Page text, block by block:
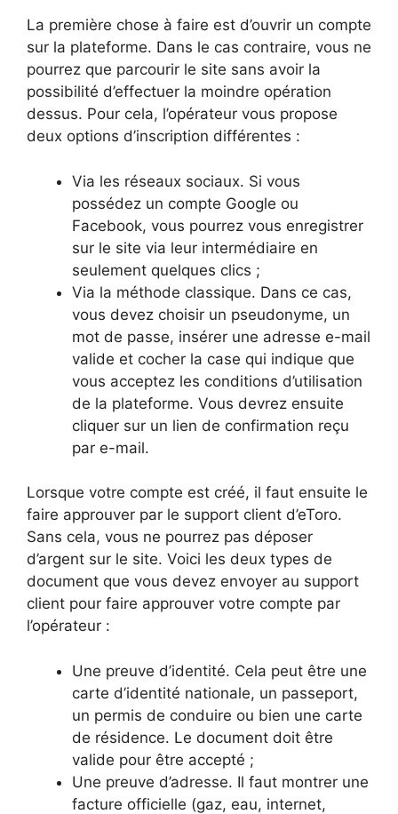
La première chose à faire est d’ouvrir un compte
sur la plateforme. Dans le cas contraire, vous ne
pourrez que parcourir le site sans avoir la
possibilité d’effectuer la moindre opération
dessus. Pour cela, l’opérateur vous propose
deux options d’inscription différentes :
Via les réseaux sociaux. Si vous
possédez un compte Google ou
Facebook, vous pourrez vous enregistrer
sur le site via leur intermédiaire en
seulement quelques clics ;
Via la méthode classique. Dans ce cas,
vous devez choisir un pseudonyme, un
mot de passe, insérer une adresse e-mail
valide et cocher la case qui indique que
vous acceptez les conditions d’utilisation
de la plateforme. Vous devrez ensuite
cliquer sur un lien de confirmation reçu
par e-mail.
Lorsque votre compte est créé, il faut ensuite le
faire approuver par le support client d’eToro.
Sans cela, vous ne pourrez pas déposer
d’argent sur le site. Voici les deux types de
document que vous devez envoyer au support
client pour faire approuver votre compte par
l’opérateur :
Une preuve d’identité. Cela peut être une
carte d’identité nationale, un passeport,
un permis de conduire ou bien une carte
de résidence. Le document doit être
valide pour être accepté ;
Une preuve d’adresse. Il faut montrer une
facture officielle (gaz, eau, internet,